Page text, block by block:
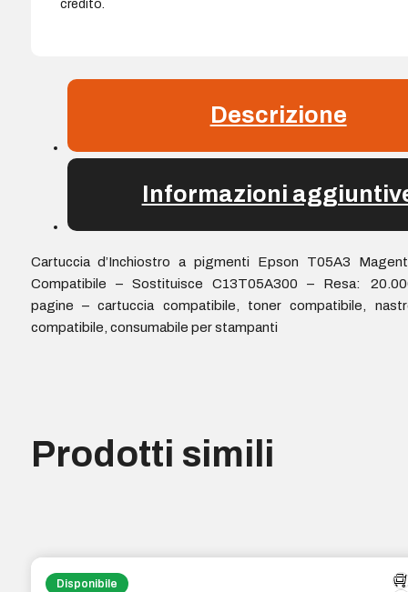
credito.
Descrizione
Informazioni
Cartuccia d’Inchiostro a pigmenti Epson T05A3
Compatibile – Sostituisce C13T05A300 – Resa:
pagine – cartuccia compatibile, toner compatibile,
compatibile, consumabile per stampanti
Prodotti simili
Disponibile